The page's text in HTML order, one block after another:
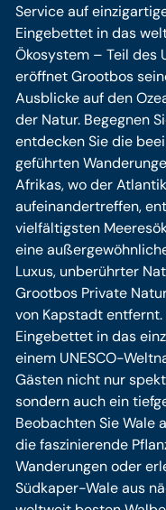
Service auf
Eingebettet in das
Ökosystem – Teil des
eröffnet Grootbos
Ausblicke auf den
der Natur. Begegnen
entdecken Sie die
geführten
Afrikas, wo der
aufeinandertreffen,
vielfältigsten
eine
Luxus, unberührter
Grootbos Private
von Kapstadt entfernt.
Eingebettet in das
einem UNESCO-
Gästen nicht nur
sondern auch ein
Beobachten Sie Wale
die faszinierende
Wanderungen oder
Südkaper-Wale aus